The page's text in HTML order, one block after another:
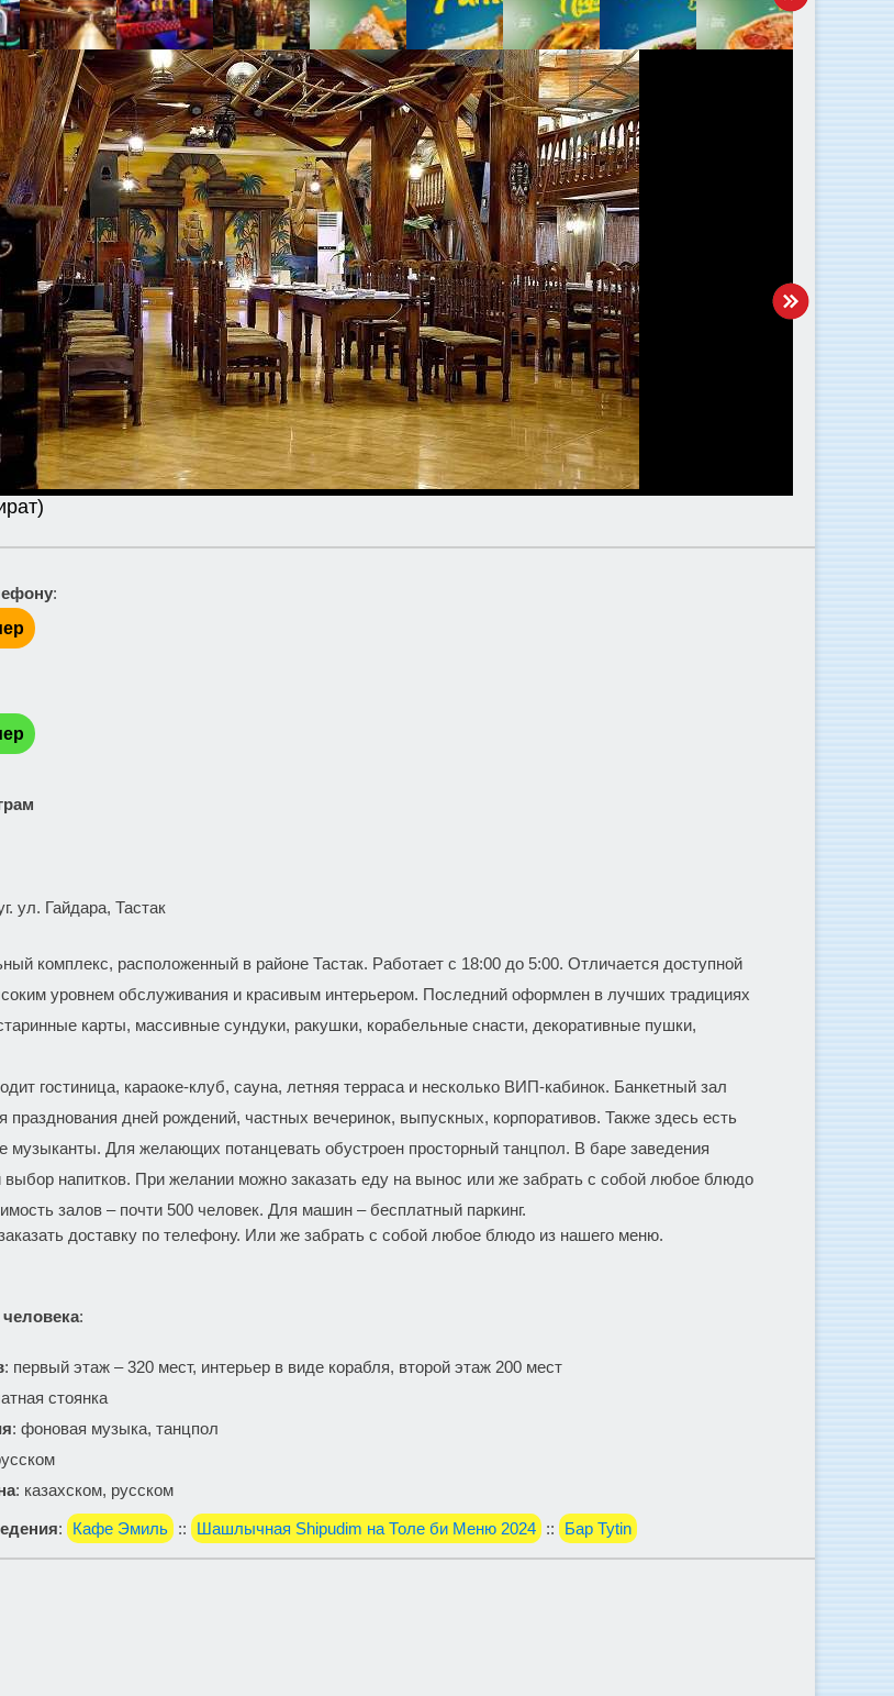
:
ул. Гайдара, Тастак
комплекс, расположенный в районе Тастак. Работает с 18:00 до 5:00. Отличается доступной
уровнем обслуживания и красивым интерьером. Последний оформлен в лучших традициях
карты, массивные сундуки, ракушки, корабельные снасти, декоративные пушки,
гостиница, караоке-клуб, сауна, летняя терраса и несколько ВИП-кабинок. Банкетный зал
празднования дней рождений, частных вечеринок, выпускных, корпоративов. Также здесь есть
музыканты. Для желающих потанцевать обустроен просторный танцпол. В баре заведения
выбор напитков. При желании можно заказать еду на вынос или же забрать с собой любое блюдо
залов – почти 500 человек. Для машин – бесплатный паркинг.
доставку по телефону. Или же забрать с собой любое блюдо из нашего меню.
:
: первый этаж – 320 мест, интерьер в виде корабля, второй этаж 200 мест
стоянка
: фоновая музыка, танцпол
: казахском, русском
: Кафе Эмиль :: Шашлычная Shipudim на Толе би Меню 2024 :: Бар Tytin